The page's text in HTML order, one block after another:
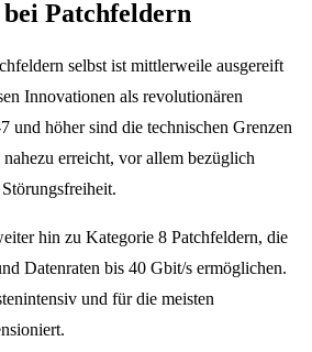
Patchfeldern
selbst ist mittlerweile ausgereift
Innovationen als revolutionären
und höher sind die technischen Grenzen
erreicht, vor allem bezüglich
hin zu Kategorie 8 Patchfeldern, die
Datenraten bis 40 Gbit/s ermöglichen.
und für die meisten